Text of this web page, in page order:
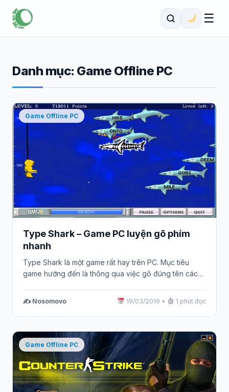
☰
Danh mục: Game Offline PC
Game Offline PC
Type Shark – Game PC luyện gõ phím
nhanh
Type Shark là một game rất hay trên PC. Mục tiêu
game hướng đến là thông qua việc gõ đúng tên các…
✍️ Nosomovo 19/03/2019 • 1 phút đọc
Game Offline PC